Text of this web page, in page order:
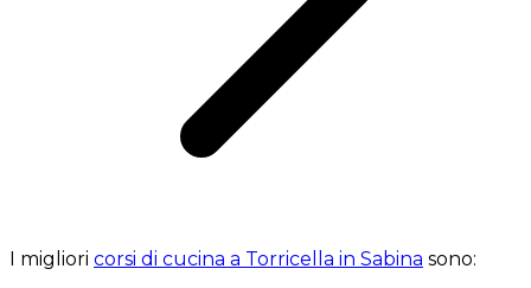
I migliori corsi di cucina a Torricella in Sabina sono: